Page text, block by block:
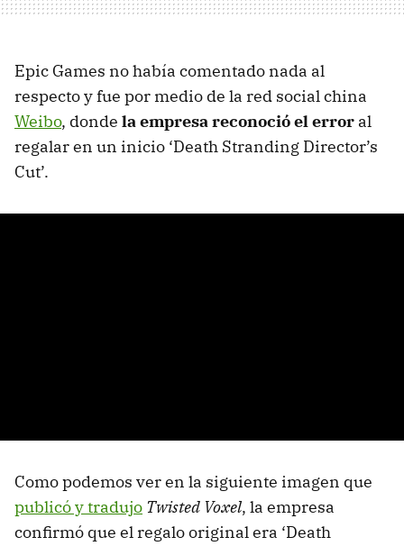
Epic Games no había comentado nada al
respecto y fue por medio de la red social china
Weibo, donde la empresa reconoció el error al
regalar en un inicio ‘Death Stranding Director’s
Cut’.
Como podemos ver en la siguiente imagen que
publicó y tradujo Twisted Voxel, la empresa
confirmó que el regalo original era ‘Death